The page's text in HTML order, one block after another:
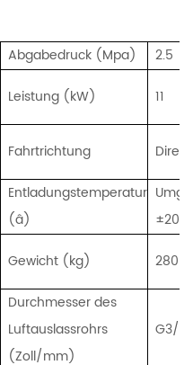
Abgabedruck (Mpa)
2.5
Leistung (kW)
11
Fahrtrichtung
Entladungstemperatur
(â)
±20
Gewicht (kg) 280
Durchmesser des
Luftauslassrohrs
(Zoll/mm)
G3/4''